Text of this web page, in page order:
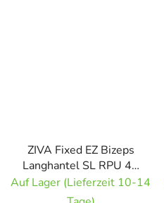
ZIVA Fixed EZ Bizeps
Langhantel SL RPU 45
kg
Auf Lager (Lieferzeit 10-14